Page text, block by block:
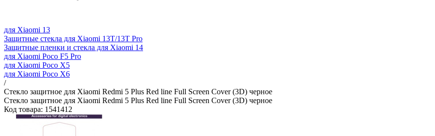
для Xiaomi 13
Защитные стекла для Xiaomi 13T/13T Pro
Защитные пленки и стекла для Xiaomi 14
для Xiaomi Poco F5 Pro
для Xiaomi Poco X5
для Xiaomi Poco X6
/
Стекло защитное для Xiaomi Redmi 5 Plus Red line Full Screen Cover (3D) черное
Стекло защитное для Xiaomi Redmi 5 Plus Red line Full Screen Cover (3D) черное
Код товара: 1541412